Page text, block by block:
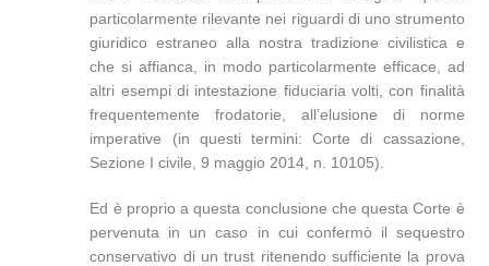
particolarmente rilevante nei riguardi di uno strumento
giuridico estraneo alla nostra tradizione civilistica e
che si affianca, in modo particolarmente efficace, ad
altri esempi di intestazione fiduciaria volti, con finalità
frequentemente frodatorie, all’elusione di norme
imperative (in questi termini: Corte di cassazione,
Sezione I civile, 9 maggio 2014, n. 10105).
Ed è proprio a questa conclusione che questa Corte è
pervenuta in un caso in cui confermò il sequestro
conservativo di un trust ritenendo sufficiente la prova